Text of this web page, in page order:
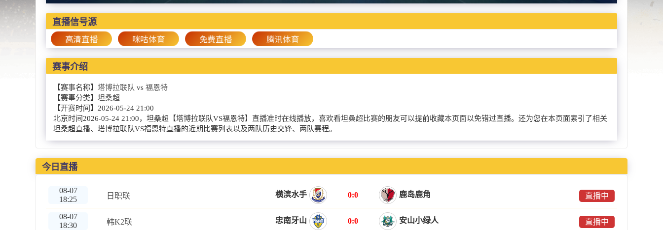
直播信号源
高清直播 咪咕体育 免费直播 腾讯体育
赛事介绍
【赛事名称】 塔博拉联队 vs 福恩特
【赛事分类】 坦桑超
【开赛时间】 2026-05-24 21:00
北京时间2026-05-24 21:00，坦桑超【塔博拉联队VS福恩特】直播准时在线播放，喜欢看坦桑超比赛的朋友可以提前收藏本页面以免错过直播。还为您在本页面索引了相关
坦桑超直播、塔博拉联队VS福恩特直播的近期比赛列表以及两队历史交锋、两队赛程。
今日直播
08-07
18:25
日职联 横滨水手 0:0 鹿岛鹿角 直播中
08-07
18:30
韩K2联 忠南牙山 0:0 安山小绿人 直播中